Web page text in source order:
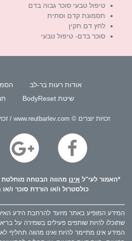
טיפול טבעי סוכר גבוה בדם
תסמונת קדם וסתית
לחץ דם תקין
סוכר בדם- טיפול טבעי
אודות רעות בר-לב
שיטת BodyReset
זכויות יוצרים © www.reutbarlev.com / זכויות יוצרים © רעות בר-לב
*האמור לעי"ל אינו מהווה הבטחה מוחלטת
כולסטרול ו/או הורדת סוכר ו/
המידע המופיע באתר מיועד להרחבת הידע
שתוכלו להיות שותפים פעילים בשמירה על
המידע אינו מתיימר להיות ואינו מהווה תחליף